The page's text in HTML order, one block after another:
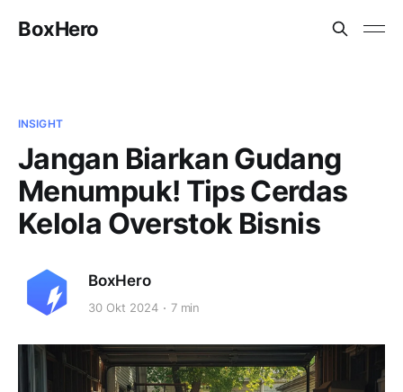
BoxHero
INSIGHT
Jangan Biarkan Gudang
Menumpuk! Tips Cerdas
Kelola Overstok Bisnis
BoxHero
30 Okt 2024 7 min